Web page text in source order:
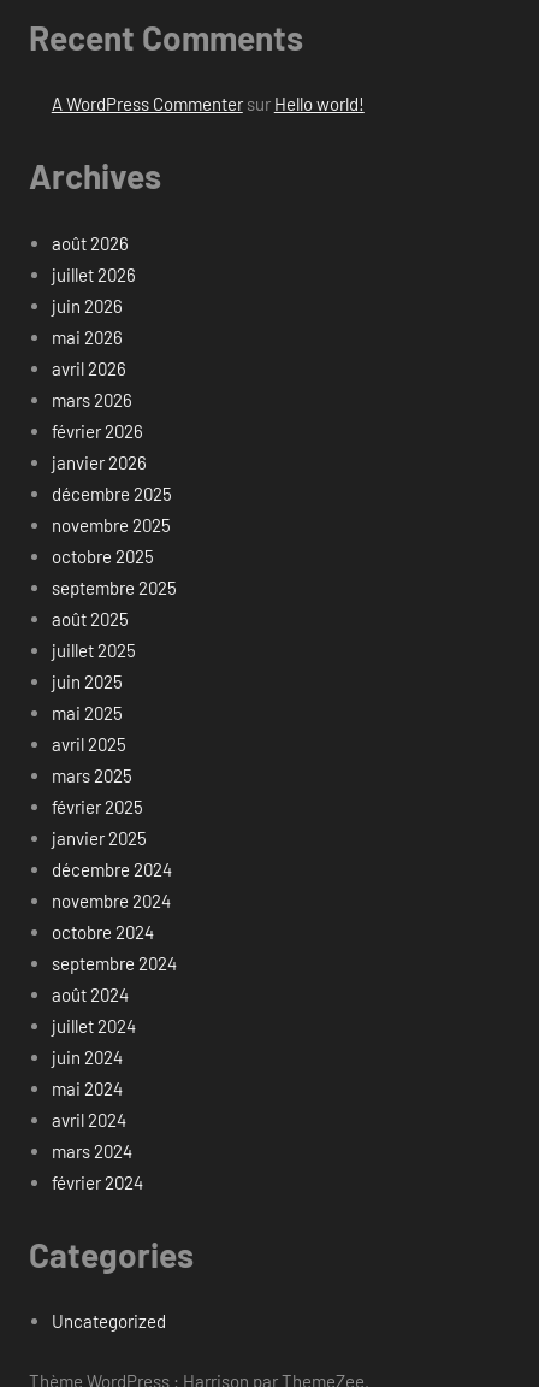
Recent Comments
A WordPress Commentersur Hello world!
Archives
août 2026
juillet 2026
juin 2026
mai 2026
avril 2026
mars 2026
février 2026
janvier 2026
décembre 2025
novembre 2025
octobre 2025
septembre 2025
août 2025
juillet 2025
juin 2025
mai 2025
avril 2025
mars 2025
février 2025
janvier 2025
décembre 2024
novembre 2024
octobre 2024
septembre 2024
août 2024
juillet 2024
juin 2024
mai 2024
avril 2024
mars 2024
février 2024
Categories
Uncategorized
Thème WordPress : Harrison par ThemeZee.